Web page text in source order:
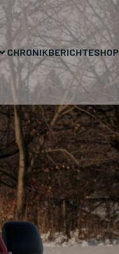
CHRONIKBERICHTESHOP